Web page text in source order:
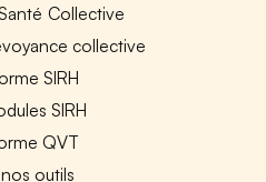
Collective
collective
SIRH
SIRH
QVT
outils